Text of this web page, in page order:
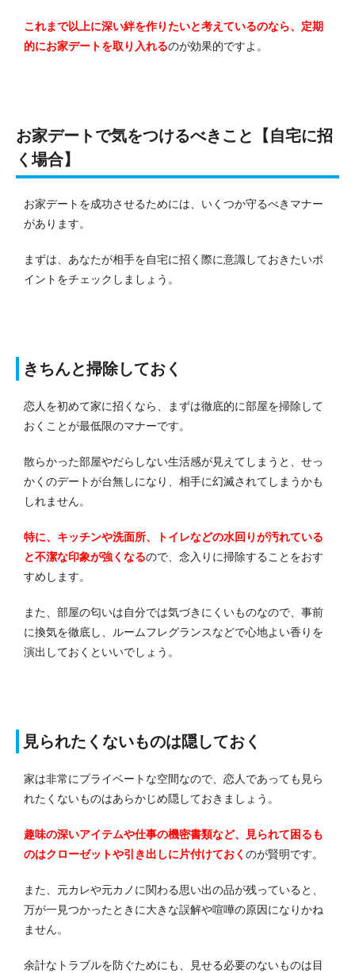
これまで以上に深い絆を作りたいと考えているのなら、定期
的にお家デートを取り入れるのが効果的ですよ。
お家デートで気をつけるべきこと【自宅に招
く場合】
お家デートを成功させるためには、いくつか守るべきマナー
があります。
まずは、あなたが相手を自宅に招く際に意識しておきたいポ
イントをチェックしましょう。
きちんと掃除しておく
恋人を初めて家に招くなら、まずは徹底的に部屋を掃除して
おくことが最低限のマナーです。
散らかった部屋やだらしない生活感が見えてしまうと、せっ
かくのデートが台無しになり、相手に幻滅されてしまうかも
しれません。
特に、キッチンや洗面所、トイレなどの水回りが汚れている
と不潔な印象が強くなるので、念入りに掃除することをおす
すめします。
また、部屋の匂いは自分では気づきにくいものなので、事前
に換気を徹底し、ルームフレグランスなどで心地よい香りを
演出しておくといいでしょう。
見られたくないものは隠しておく
家は非常にプライベートな空間なので、恋人であっても見ら
れたくないものはあらかじめ隠しておきましょう。
趣味の深いアイテムや仕事の機密書類など、見られて困るも
のはクローゼットや引き出しに片付けておく のが賢明です。
また、元カレや元カノに関わる思い出の品が残っていると、
万が一見つかったときに大きな誤解や喧嘩の原因になりかね
ません。
余計なトラブルを防ぐためにも、見せる必要のないものは目